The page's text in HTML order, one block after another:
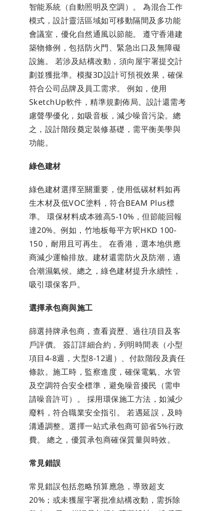
智能系統（自動照明及空調）。 為混合工作
模式，設計靈活區域如可移動隔間及多功能
會議室，優化自然通風以節能。 遵守香港建
築物條例，包括防火門、緊急出口及無障礙
設施。 若涉及結構改動，須向屋宇署提交計
劃並獲批準。模擬3D設計可預視效果，確保
符合公司品牌及員工需求。 例如，使用
SketchUp軟件，精準規劃佈局。設計還需考
慮聲學優化，如吸音板，減少噪音污染。總
之，設計階段奠定裝修基礎，需平衡美學與
功能。
綠色建材
綠色建材選擇至關重要，使用低碳材料如再
生木材及低VOC塗料，符合BEAM Plus標
準。 環保材料成本雖高5-10%，但節能回報
達20%。例如，竹地板每平方呎HKD 100-
150，耐用且可再生。 在香港，選本地供應
商減少運輸排放。建材還需防火及防潮，適
合潮濕氣候。總之，綠色建材提升永續性，
吸引環保客戶。
選擇承包商與施工
篩選持牌承包商，查看資歷、過往項目及客
戶評價。 簽訂詳細合約，列明時間表（小型
項目4-8週，大型8-12週）、付款階段及責任
條款。施工時，監察進度，確保電氣、水管
及空調符合安全標準，避免噪音擾民（需申
請噪音許可）。 採用環保施工方法，如減少
廢料，符合職業安全指引。 若遇延誤，及時
溝通調整。選擇一站式承包商可節省5%行政
費。 總之，優質承包商確保質量與時效。
常見錯誤
常見錯誤包括忽略預算應急，導致超支
20%；或未獲屋宇署批准結構改動，需拆除